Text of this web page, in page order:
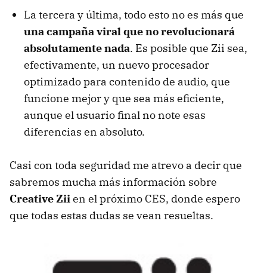
La tercera y última, todo esto no es más que
una campaña viral que no revolucionará
absolutamente nada. Es posible que Zii sea,
efectivamente, un nuevo procesador
optimizado para contenido de audio, que
funcione mejor y que sea más eficiente,
aunque el usuario final no note esas
diferencias en absoluto.
Casi con toda seguridad me atrevo a decir que
sabremos mucha más información sobre
Creative Zii en el próximo CES, donde espero
que todas estas dudas se vean resueltas.